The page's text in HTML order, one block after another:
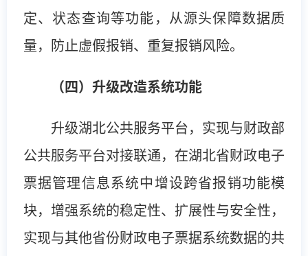
定、状态查询等功能，从源头保障数据质
量，防止虚假报销、重复报销风险。
（四）升级改造系统功能
升级湖北公共服务平台，实现与财政部
公共服务平台对接联通，在湖北省财政电子
票据管理信息系统中增设跨省报销功能模
块，增强系统的稳定性、扩展性与安全性，
实现与其他省份财政电子票据系统数据的共